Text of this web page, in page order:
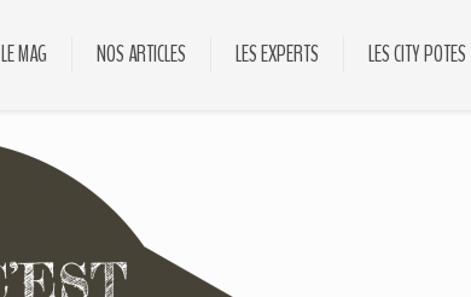
LE MAG NOS ARTICLES LES EXPERTS LES CITY POTES